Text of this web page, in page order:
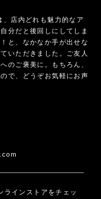
店内どれも魅力的なア
分だと後回しにしてしま
と、なかなか手が出せな
いただきました。ご友人
のご褒美に。もちろん、
で、どうぞお気軽にお声
ラインストアをチェッ